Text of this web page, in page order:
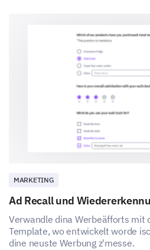
Wie wir uns im Vergleich
Wettbewerbern
Wir würden gerne wissen, wie
im Vergleich zu anderen
abschneiden. Ihre Antworten
unsere Positionierung aus
(1 (Unwahrscheinlich) bis 10
wahrscheinlich))
1 2 3
MARKETING
Ad Recall und
Verwandle dina Werbeäfforts mit
Template, wo entwickelt worde
dine neuste Werbung z'messe.